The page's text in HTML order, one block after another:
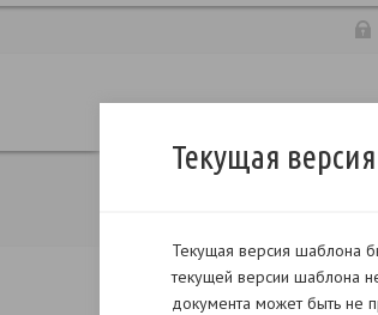
Текущая
Текущая версия шаблона
текущей версии шаблона
документа может быть не